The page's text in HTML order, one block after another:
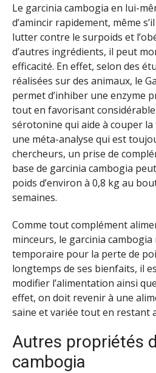
Le garcinia cambogia en lui-
d’amincir rapidement, même
lutter contre le surpoids et
d’autres ingrédients, il peut
efficacité. En effet, selon des
réalisées sur des animaux, le
permet d’inhiber une enzyme
tout en favorisant
sérotonine qui aide à couper la
une méta-analyse qui est
chercheurs, un prise de
base de garcinia cambogia
poids d’environ à 0,8 kg au
semaines.
Comme tout complément
minceurs, le garcinia cambogia
temporaire pour la perte de
longtemps de ses bienfaits, il
modifier l’alimentation ainsi
effet, on doit revenir à une
saine et variée tout en restant
Autres propriétés
cambogia